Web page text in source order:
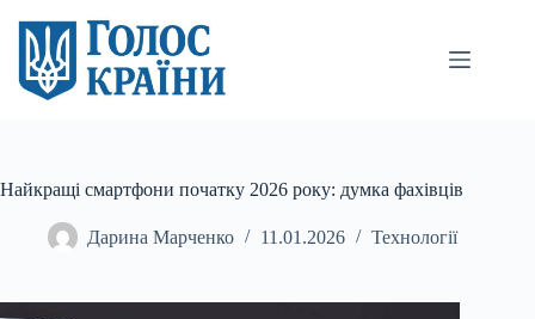
вмісту
Найкращі смартфони початку 2026 року: думка фахівців
Дарина Марченко 11.01.2026 Технології